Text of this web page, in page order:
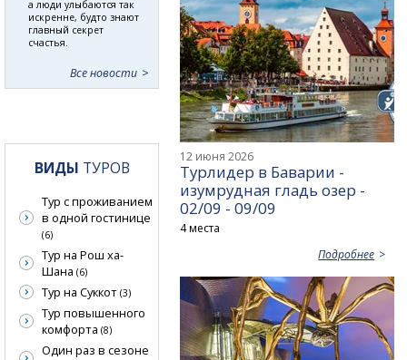
12 июня 2026
Турлидер в Баварии -
изумрудная гладь озер -
02/09 - 09/09
4 места
Подробнее
а люди улыбаются так
искренне, будто знают
главный секрет
счастья.
Все новости
ВИДЫ ТУРОВ
Тур с проживанием
в одной гостинице
(6)
Тур на Рош ха-
Шана (6)
Тур на Суккот (3)
Тур повышенного
комфорта (8)
Один раз в сезоне